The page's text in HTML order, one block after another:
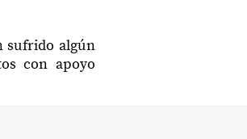
sufrido algún
con apoyo